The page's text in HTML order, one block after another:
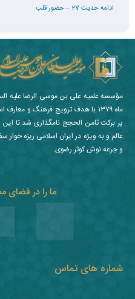
ادامه حدیث 27 – حضور قلب
شماره های تماس
ما را در فضای
مؤسسه علمیه علی بن موسی الرضا علیه
ماه ۱۳۷۹ با هدف ترویج فرهنگ و
پر برکت ثامن الحجج نامگذاری شد تا
عالم و به ویژه در ایران اسلامی ریزه
و جرعه نوش کوثر رضوی.